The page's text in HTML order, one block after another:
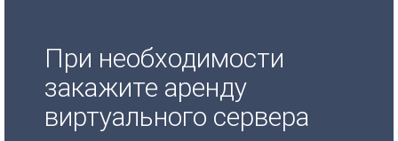
При необходимости
закажите аренду
виртуального сервера